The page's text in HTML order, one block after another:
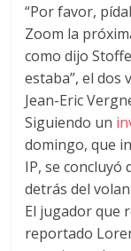
“Por favor,
Zoom la
como dijo
estaba”, el dos
Jean-Eric
Siguiendo un
domingo, que
IP, se
detrás del
El jugador que
reportado